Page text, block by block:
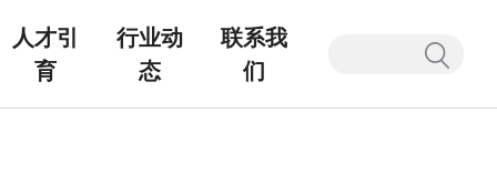
人才引
育
行业动
态
联系我
们